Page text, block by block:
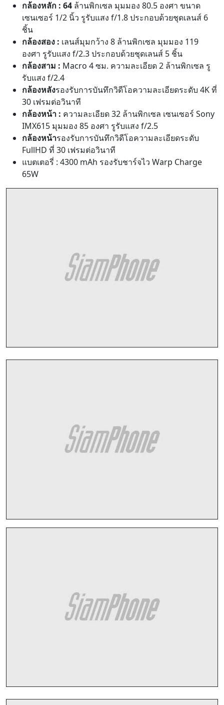
ชิ้น
กล้องสอง :เลนส์มุมกว้าง 8 ล้านพิกเซล มุมมอง 119
องศา รูรับแสง f/2.3 ประกอบด้วยชุดเลนส์ 5 ชิ้น
กล้องสาม : Macro 4 ซม. ความละเอียด 2 ล้านพิกเซล รู
รับแสง f/2.4
กล้องหลัง รองรับการบันทึกวิดีโอความละเอียดระดับ 4K ที่
30 เฟรมต่อวินาที
กล้องหน้า :ความละเอียด 32 ล้านพิกเซล เซนเซอร์ Sony
IMX615 มุมมอง 85 องศา รูรับแสง f/2.5
กล้องหน้า รองรับการบันทึกวิดีโอความละเอียดระดับ
FullHD ที่ 30 เฟรมต่อวินาที
แบตเตอรี่ : 4300 mAh รองรับชาร์จไว Warp Charge
65W